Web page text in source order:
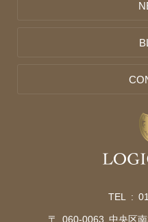
TEL :
〒 060-0063 中央区